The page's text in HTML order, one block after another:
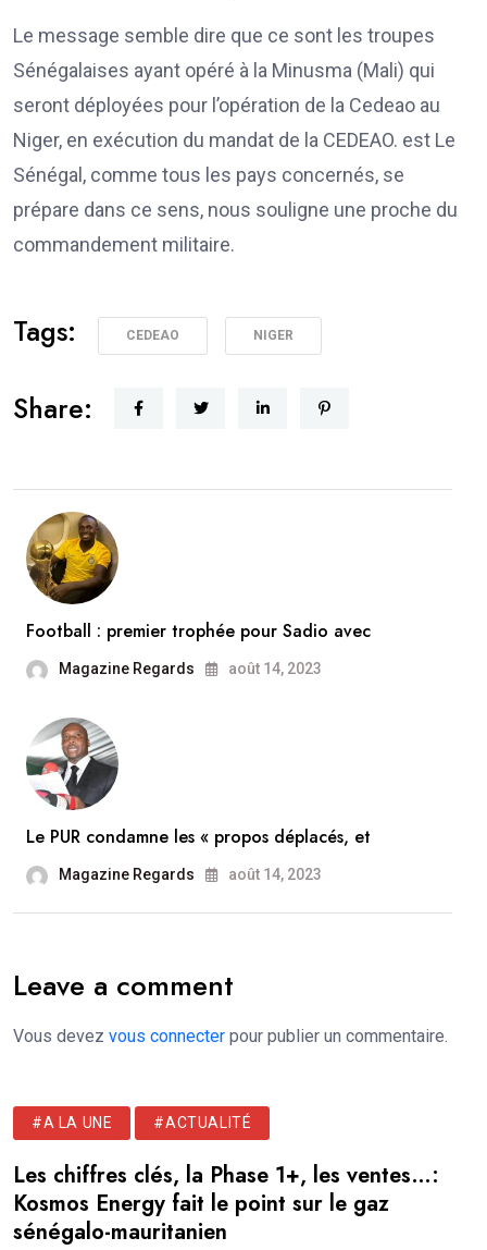
Le message semble dire que ce sont les troupes
Sénégalaises ayant opéré à la Minusma (Mali) qui
seront déployées pour l’opération de la Cedeao au
Niger, en exécution du mandat de la CEDEAO. est Le
Sénégal, comme tous les pays concernés, se
prépare dans ce sens, nous souligne une proche du
commandement militaire.
Tags: CEDEAO NIGER
Share:
Football : premier trophée pour Sadio avec
Magazine Regards août 14, 2023
Le PUR condamne les « propos déplacés, et
Magazine Regards août 14, 2023
Leave a comment
Vous devez vous connecter pour publier un commentaire.
#A LA UNE #ACTUALITÉ
Les chiffres clés, la Phase 1+, les ventes…:
Kosmos Energy fait le point sur le gaz
sénégalo-mauritanien